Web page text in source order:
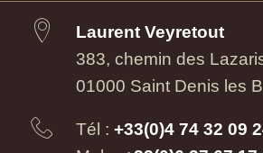
Laurent Veyretout
383, chemin des
01000 Saint Denis les
Tél : +33(0)4 74 32 09